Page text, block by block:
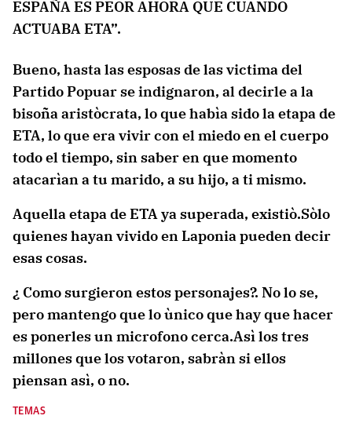
ESPAÑA ES PEOR AHORA QUE CUANDO
ACTUABA ETA”.
Bueno, hasta las esposas de las victima del
Partido Popuar se indignaron, al decirle a la
bisoña aristòcrata, lo que habìa sido la etapa de
ETA, lo que era vivir con el miedo en el cuerpo
todo el tiempo, sin saber en que momento
atacarìan a tu marido, a su hijo, a ti mismo.
Aquella etapa de ETA ya superada, existiò.Sòlo
quienes hayan vivido en Laponia pueden decir
esas cosas.
¿ Como surgieron estos personajes?. No lo se,
pero mantengo que lo ùnico que hay que hacer
es ponerles un microfono cerca.Asì los tres
millones que los votaron, sabràn si ellos
piensan asì, o no.
TEMAS